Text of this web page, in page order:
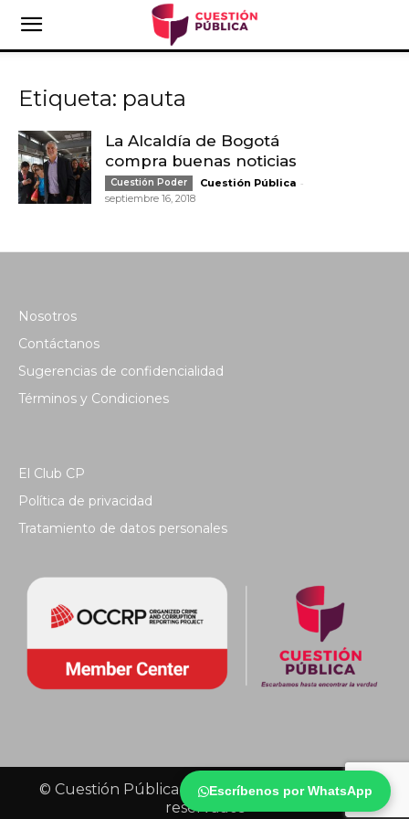
Escríbenos por WhatsApp
Etiqueta: pauta
La Alcaldía de Bogotá
compra buenas noticias
Cuestión Poder Cuestión Pública -
septiembre 16, 2018
Nosotros
Contáctanos
Sugerencias de confidencialidad
Términos y Condiciones
El Club CP
Política de privacidad
Tratamiento de datos personales
© Cuestión Pública 2018 - Todos los derechos
reservados